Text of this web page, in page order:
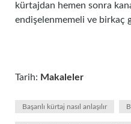
kürtajdan hemen sonra
endişelenmemeli ve birkaç
Tarih: Makaleler
Başarılı kürtaj nasıl anlaşılır